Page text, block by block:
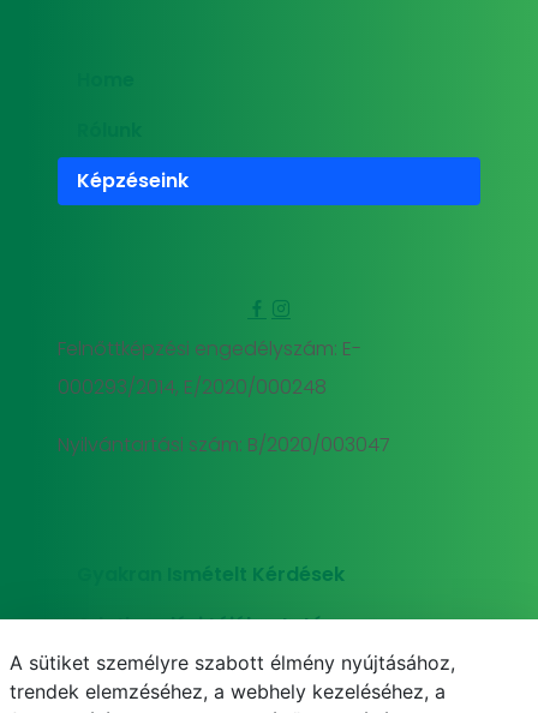
Képzéseink
Felnőttképzési engedélyszám: E-
000293/2014, E/2020/000248
Nyilvántartási szám: B/2020/003047
Gyakran Ismételt Kérdések
Adatkezelési tájékoztató
Süti (cookie) tájékoztató
A sütiket személyre szabott élmény nyújtásához,
trendek elemzéséhez, a webhely kezeléséhez, a